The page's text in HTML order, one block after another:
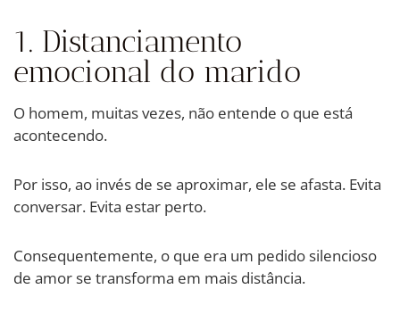
1. Distanciamento
emocional do marido
O homem, muitas vezes, não entende o que está
acontecendo.
Por isso, ao invés de se aproximar, ele se afasta. Evita
conversar. Evita estar perto.
Consequentemente, o que era um pedido silencioso
de amor se transforma em mais distância.